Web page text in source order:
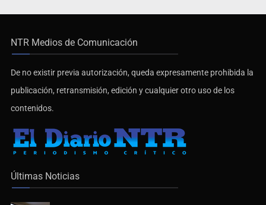
NTR Medios de Comunicación
De no existir previa autorización, queda expresamente prohibida la
publicación, retransmisión, edición y cualquier otro uso de los
contenidos.
Últimas Noticias